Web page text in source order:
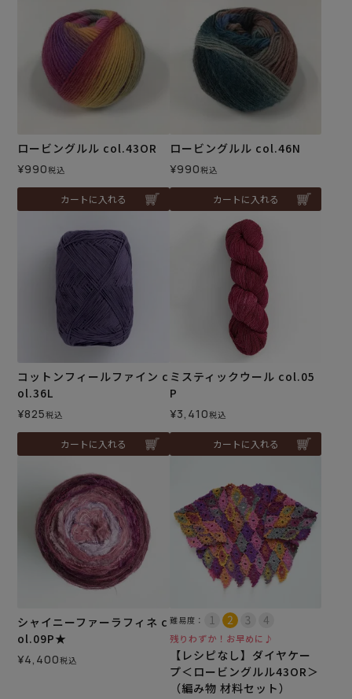
ロービングルル col.43OR
¥990税込
カートに入れる
ロービングルル col.46N
¥990税込
カートに入れる
コットンフィールファイン c
ol.36L
¥825税込
カートに入れる
ミスティックウール col.05
P
¥3,410税込
カートに入れる
シャイニーファーラフィネ c
ol.09P★
¥4,400税込
難易度：
残りわずか！お早めに♪
【レシピなし】ダイヤケー
プ＜ロービングルル43OR＞
（編み物 材料セット）